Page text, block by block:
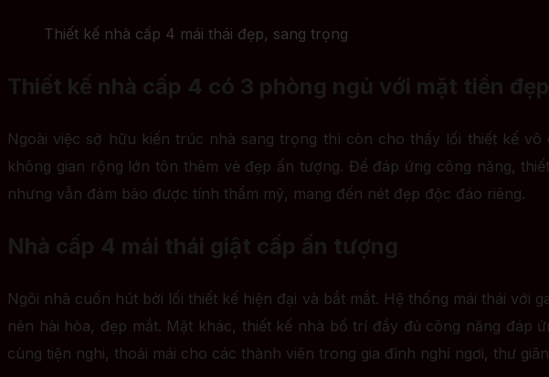
Thiết kế nhà cấp 4 mái thái đẹp, sang trọng
Thiết kế nhà cấp 4 có 3 phòng ngủ với mặt tiền đẹp
Ngoài việc sở hữu kiến trúc nhà sang trọng thì còn cho thấy lối thiết kế
không gian rộng lớn tôn thêm vẻ đẹp ấn tượng. Để đáp ứng công năng,
nhưng vẫn đảm bảo được tính thẩm mỹ, mang đến nét đẹp độc đáo riêng.
Nhà cấp 4 mái thái giật cấp ấn tượng
Ngôi nhà cuốn hút bởi lối thiết kế hiện đại và bắt mắt. Hệ thống mái thái
nên hài hòa, đẹp mắt. Mặt khác, thiết kế nhà bố trí đầy đủ công năng đáp
cùng tiện nghi, thoải mái cho các thành viên trong gia đình nghỉ ngơi, thư